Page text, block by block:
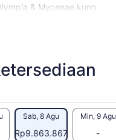
& Mycenae kuno
Sab, 8 Agu
Rp9.863.867
Min, 9 Agu
-